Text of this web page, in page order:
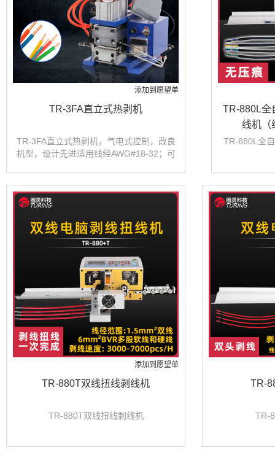
添加到愿望单
TR-3FA直立式热剥机
TR-3FA直立式热剥机，气电式控制，改良
机型，设计先进适用线经AWG#18-32；可
TR-880L全
线机（
TR-880L全
添加到愿望单
TR-880T双线扭线剥线机
TR-880T双线扭线剥线机
TR-
TR-